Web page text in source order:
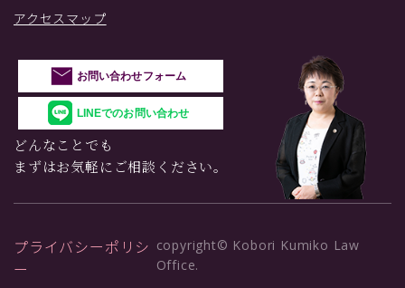
アクセスマップ
お問い合わせフォーム
LINEでのお問い合わせ
どんなことでも
まずはお気軽にご相談ください。
プライバシーポリシ
ー
copyright© Kobori Kumiko Law
Office.